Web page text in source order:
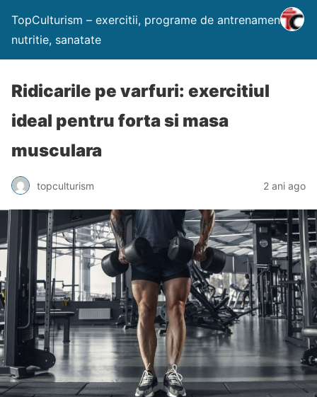
TopCulturism – exercitii, programe de antrenament,
nutritie, sanatate
Ridicarile pe varfuri: exercitiul
ideal pentru forta si masa
musculara
topculturism 2 ani ago